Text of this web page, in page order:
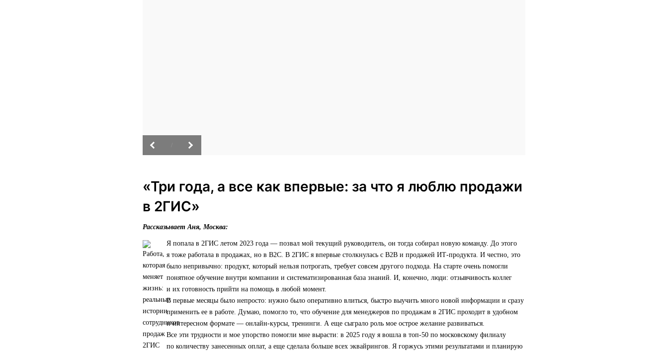
«Три года, а все как впервые: за что я люблю продажи
в 2ГИС»
Рассказывает Аня, Москва:
Я попала в 2ГИС летом 2023 года — позвал мой текущий руководитель, он тогда собирал новую команду. До этого
я тоже работала в продажах, но в B2C. В 2ГИС я впервые столкнулась с B2B и продажей ИТ‑продукта. И честно, это
было непривычно: продукт, который нельзя потрогать, требует совсем другого подхода. На старте очень помогли
понятное обучение внутри компании и систематизированная база знаний. И, конечно, люди: отзывчивость коллег
и их готовность прийти на помощь в любой момент.
В первые месяцы было непросто: нужно было оперативно влиться, быстро выучить много новой информации и сразу
применить ее в работе. Думаю, помогло то, что обучение для менеджеров по продажам в 2ГИС проходит в удобном
и интересном формате — онлайн-курсы, тренинги. А еще сыграло роль мое острое желание развиваться.
Все эти трудности и мое упорство помогли мне вырасти: в 2025 году я вошла в топ‑50 по московскому филиалу
по количеству занесенных оплат, а еще сделала больше всех эквайрингов. Я горжусь этими результатами и планирую